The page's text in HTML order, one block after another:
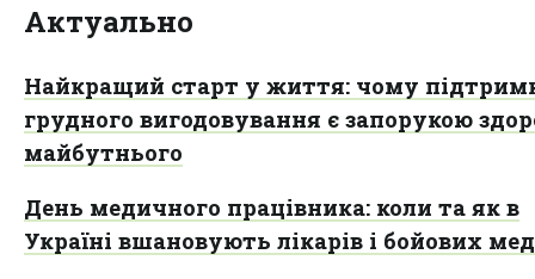
Актуально
Найкращий старт у життя: чому
грудного вигодовування є запорукою
майбутнього
День медичного працівника: коли та як в
Україні вшановують лікарів і бойових